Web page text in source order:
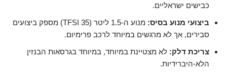
כבישים ישראליים.
ביצועי מנוע בסיס:
מנוע ה-1.5 ליטר (35 TFSI) מספק ביצועים
סבירים, אך לא מרגשים במיוחד לרכב פרימיום.
צריכת דלק: לא מצטיינת במיוחד, במיוחד בגרסאות הבנזין
הלא-היברידיות.